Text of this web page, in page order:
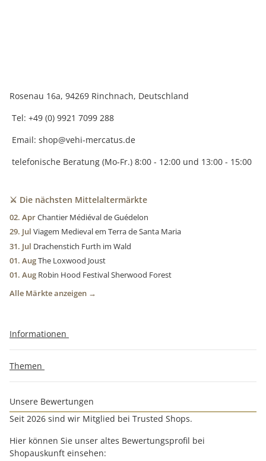
Rosenau 16a, 94269 Rinchnach, Deutschland
Tel: +49 (0) 9921 7099 288
Email: shop@vehi-mercatus.de
telefonische Beratung (Mo-Fr.) 8:00 - 12:00 und 13:00 - 15:00
⚔️ Die nächsten Mittelaltermärkte
02. AprChantier Médiéval de Guédelon
29. Jul Viagem Medieval em Terra de Santa Maria
31. Jul Drachenstich Furth im Wald
01. AugThe Loxwood Joust
01. Aug Robin Hood Festival Sherwood Forest
Alle Märkte anzeigen →
Informationen
Themen
Unsere Bewertungen
Seit 2026 sind wir Mitglied bei Trusted Shops.
Hier können Sie unser altes Bewertungsprofil bei
Shopauskunft einsehen: